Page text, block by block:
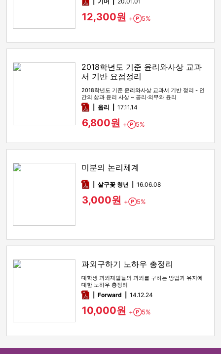
12,300원 + Point
5%
2018학년도 기준 윤리와사상 교과
서 기반 요점정리
2018학년도 기준 윤리와사상 교과서 기반 정리 - 인
간의 삶과 윤리 사상 ~ 공리·의무와 윤리
pdf옵리 17.11.14
6,800원 + Point
5%
미분의 논리체계
pdf살구꽃 청년 16.06.08
3,000원 + Point
5%
과외구하기 노하우 총정리
대학생 과외재벌들의 과외를 구하는 방법과 유지에
대한 노하우 총정리
pdfForward 14.12.24
10,000원 + Point
5%